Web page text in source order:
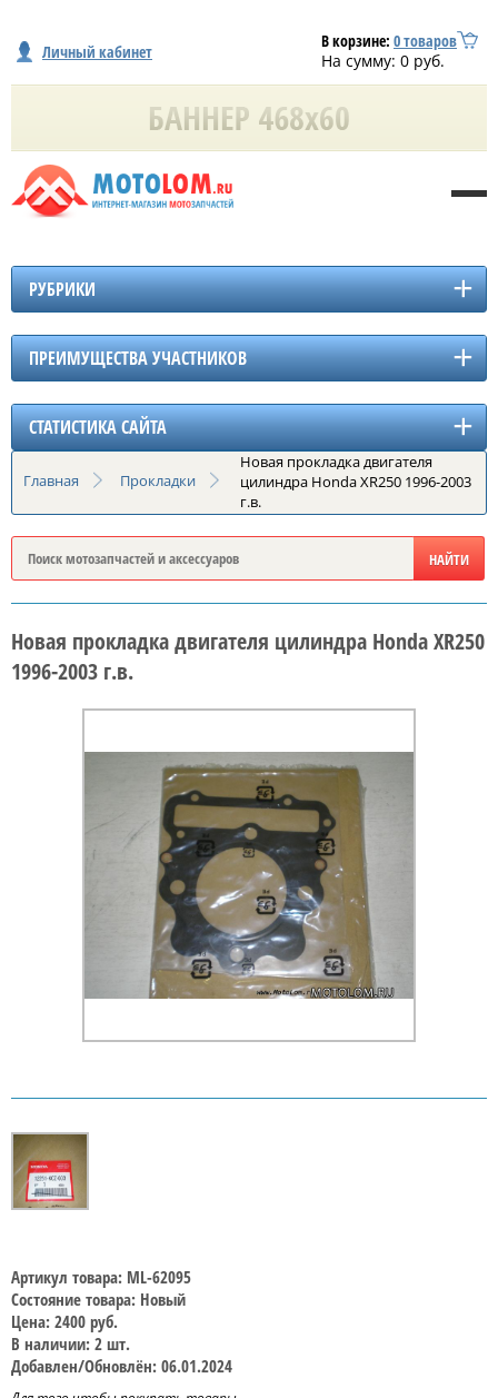
Личный кабинет В корзине: 0товаров
На сумму: 0 руб.
РУБРИКИ
ПРЕИМУЩЕСТВА УЧАСТНИКОВ
СТАТИСТИКА САЙТА
Главная Прокладки
Новая прокладка двигателя
цилиндра Honda XR250 1996-2003
г.в.
Новая прокладка двигателя цилиндра Honda XR250
1996-2003 г.в.
Артикул товара: ML-62095
Состояние товара: Новый
Цена: 2400 руб.
В наличии: 2 шт.
Добавлен/Обновлён: 06.01.2024